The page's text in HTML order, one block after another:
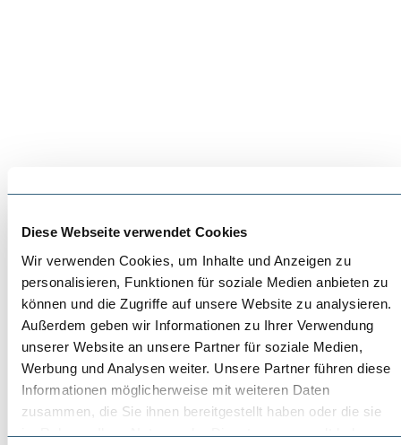
Diese Webseite verwendet Cookies
Wir verwenden Cookies, um Inhalte und Anzeigen zu
personalisieren, Funktionen für soziale Medien anbieten zu
können und die Zugriffe auf unsere Website zu analysieren.
Außerdem geben wir Informationen zu Ihrer Verwendung
unserer Website an unsere Partner für soziale Medien,
Werbung und Analysen weiter. Unsere Partner führen diese
Informationen möglicherweise mit weiteren Daten
zusammen, die Sie ihnen bereitgestellt haben oder die sie
im Rahmen Ihrer Nutzung der Dienste gesammelt haben.